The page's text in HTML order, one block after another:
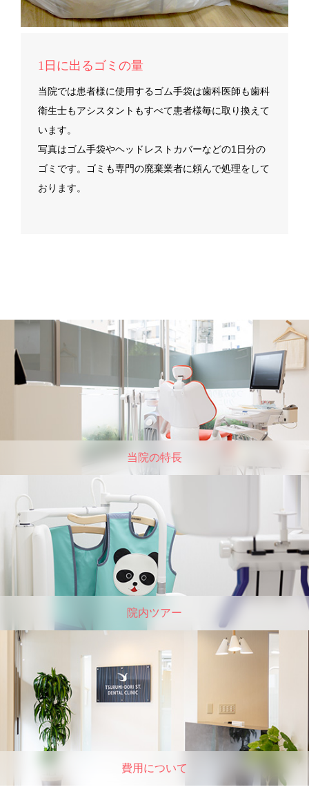
1日に出るゴミの量
当院では患者様に使用するゴム手袋は歯科医師も歯科
衛生士もアシスタントもすべて患者様毎に取り換えて
います。
写真はゴム手袋やヘッドレストカバーなどの1日分の
ゴミです。ゴミも専門の廃棄業者に頼んで処理をして
おります。
当院の特⻑
院内ツアー
費用について